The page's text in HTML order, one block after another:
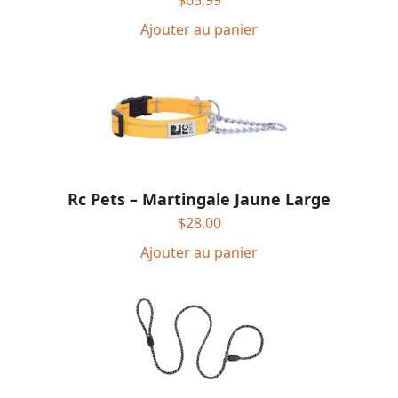
Ajouter au panier
Rc Pets – Martingale Jaune Large
$28.00
Ajouter au panier